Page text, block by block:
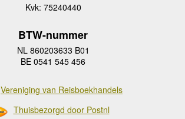
Kvk: 75240440
BTW-nummer
NL 860203633 B01
BE 0541 545 456
Vereniging van Reisboekhandels
Thuisbezorgd door Postnl